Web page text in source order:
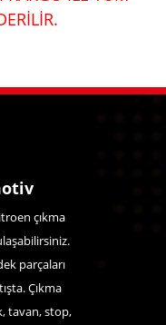
çıkma
parçaları
Çıkma
tavan, stop,